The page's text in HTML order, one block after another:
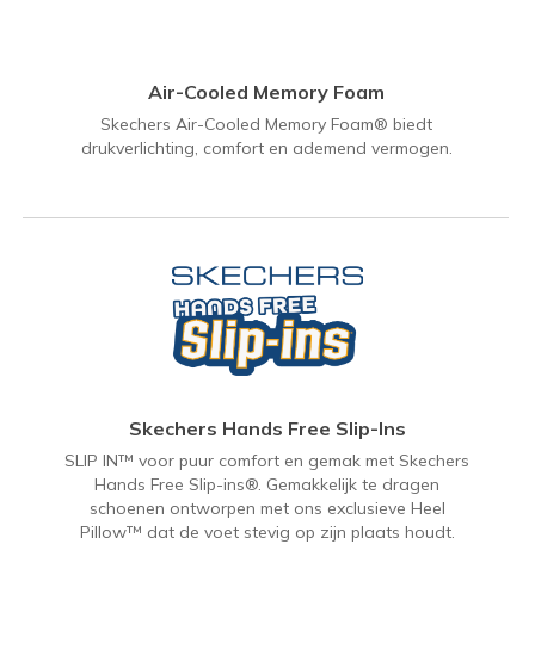
Air-Cooled Memory Foam
Skechers Air-Cooled Memory Foam® biedt
drukverlichting, comfort en ademend vermogen.
Skechers Hands Free Slip-Ins
SLIP IN™ voor puur comfort en gemak met Skechers
Hands Free Slip-ins®. Gemakkelijk te dragen
schoenen ontworpen met ons exclusieve Heel
Pillow™ dat de voet stevig op zijn plaats houdt.